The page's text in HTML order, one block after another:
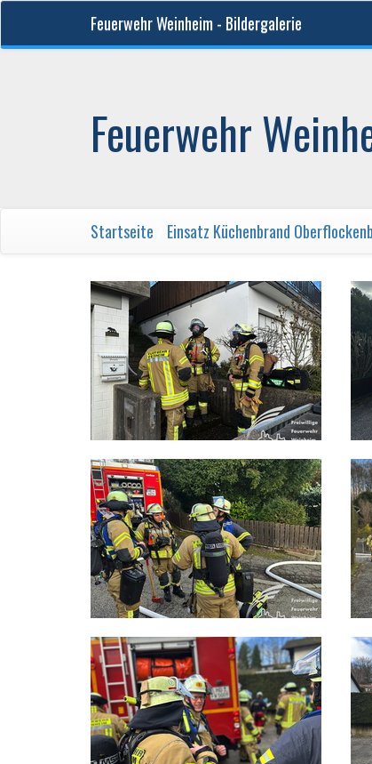
Feuerwehr Weinheim - Bildergalerie
Feuerwehr
Startseite Einsatz Küchenbrand